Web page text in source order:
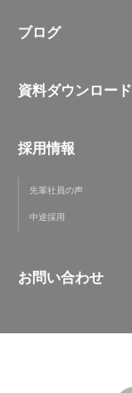
ブログ
資料ダウンロード
採用情報
先輩社員の声
中途採用
お問い合わせ